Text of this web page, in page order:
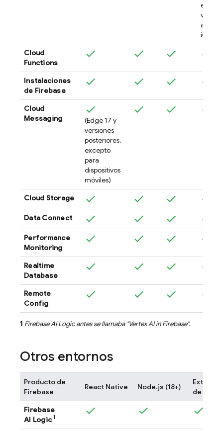
en
iOS 10)
Cloud
Functions
Instalaciones
de Firebase
Cloud
Messaging
(Edge 17 y
versiones
posteriores,
excepto
para
dispositivos
móviles)
Cloud Storage
Data Connect
Performance
Monitoring
Realtime
Database
Remote
Config
1 Firebase AI Logicantes se llamaba "Vertex AI in Firebase".
Otros entornos
Producto de
Firebase
React Native Node.js (18+)
de
Firebase
AI Logic 1